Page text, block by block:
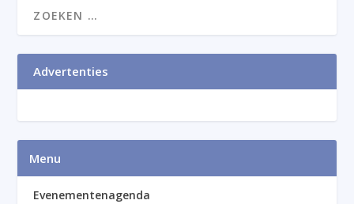
Advertenties
Menu
Evenementenagenda